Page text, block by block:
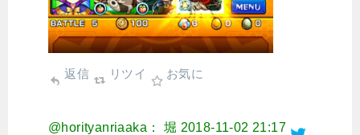
返信 リツイ お気に
@horityanriaaka： 堀 2018-11-02 21:17